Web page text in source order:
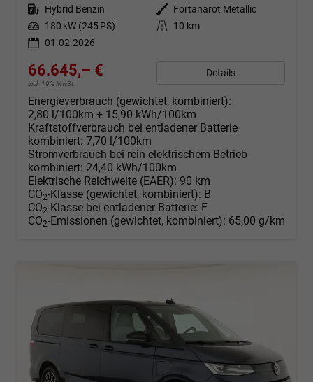
Kraftstoff Hybrid Benzin Außenfarbe
Fortanarot Metallic
Leistung 180 kW (245 PS) Kilometerstand
10 km
01.02.2026
66.645,– €
incl. 19% MwSt.
Details
Energieverbrauch (gewichtet, kombiniert):
2,80 l/100km + 15,90 kWh/100km
Kraftstoffverbrauch bei entladener Batterie
kombiniert: 7,70 l/100km
Stromverbrauch bei rein elektrischem Betrieb
kombiniert: 24,40 kWh/100km
Elektrische Reichweite (EAER): 90 km
CO2-Klasse (gewichtet, kombiniert): B
CO2-Klasse bei entladener Batterie: F
CO2-Emissionen (gewichtet, kombiniert): 65,00 g/km